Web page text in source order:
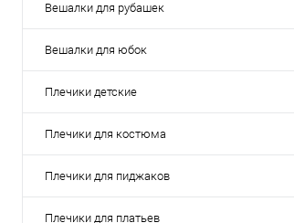
Вешалки для рубашек
Вешалки для юбок
Плечики детские
Плечики для костюма
Плечики для пиджаков
Плечики для платьев